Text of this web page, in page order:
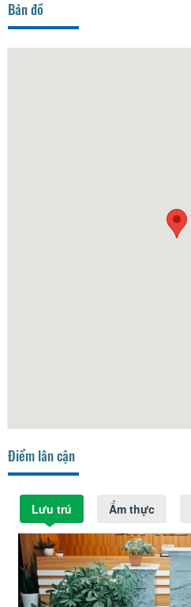
Bản đồ
Điểm lân cận
Lưu trú Ẩm thực